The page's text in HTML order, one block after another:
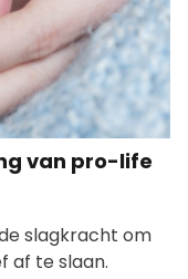
van pro-life
slagkracht om
af te slaan.